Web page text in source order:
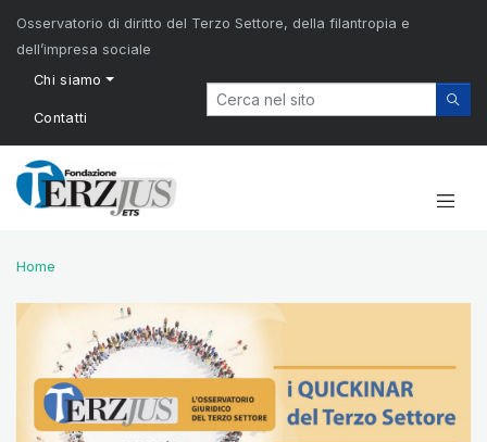
Osservatorio di diritto del Terzo Settore, della filantropia e
dell’impresa sociale
Chi siamo
Contatti
Home